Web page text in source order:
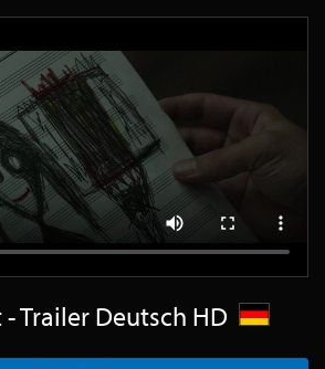
Blog
Trailer Deutsch HD